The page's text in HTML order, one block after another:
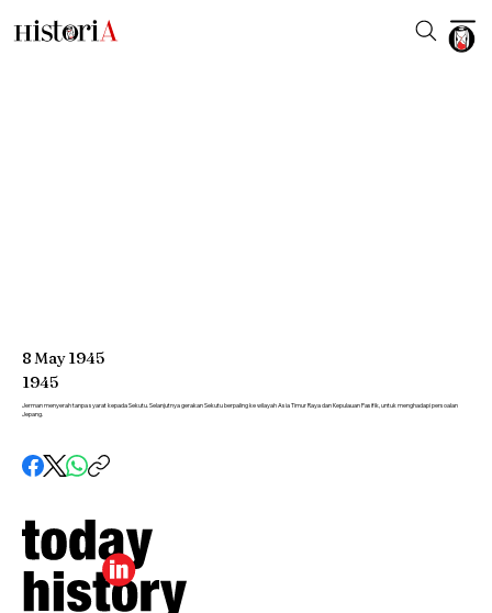
Pilih tanggal
8May1945
1945
Jerman menyerah tanpa syarat kepada Sekutu. Selanjutnya gerakan Sekutu berpaling ke wilayah Asia Timur Raya dan Kepulauan Pasifik, untuk menghadapi persoalan
Jepang.